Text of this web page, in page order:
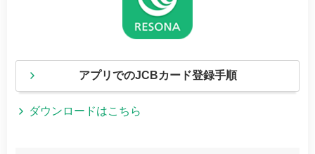
アプリでのJCBカード登録手順
ダウンロードはこちら